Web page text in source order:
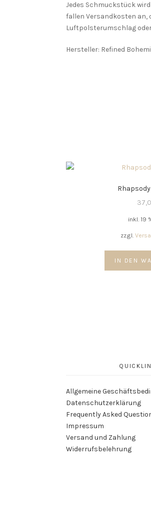
Jedes Schmuckstück
fallen Versandkosten an,
Luftpolsterumschlag
Hersteller: Refined
inkl. 19
zzgl.
IN DEN
Allgemeine
Datenschutzerklärung
Frequently Asked
Impressum
Versand und Zahlung
Widerrufsbelehrung